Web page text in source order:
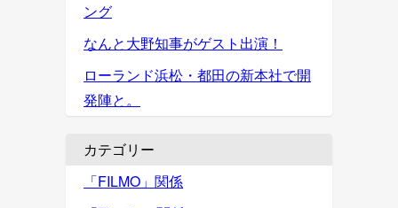
ング
なんと大野知事がゲスト出演！
ローランド浜松・都田の新本社で開
発陣と。
カテゴリー
「FILMO」関係